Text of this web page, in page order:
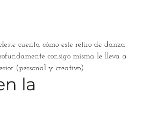
cuenta cómo este retiro de danza
consigo misma le lleva a
(personal y creativo).
la